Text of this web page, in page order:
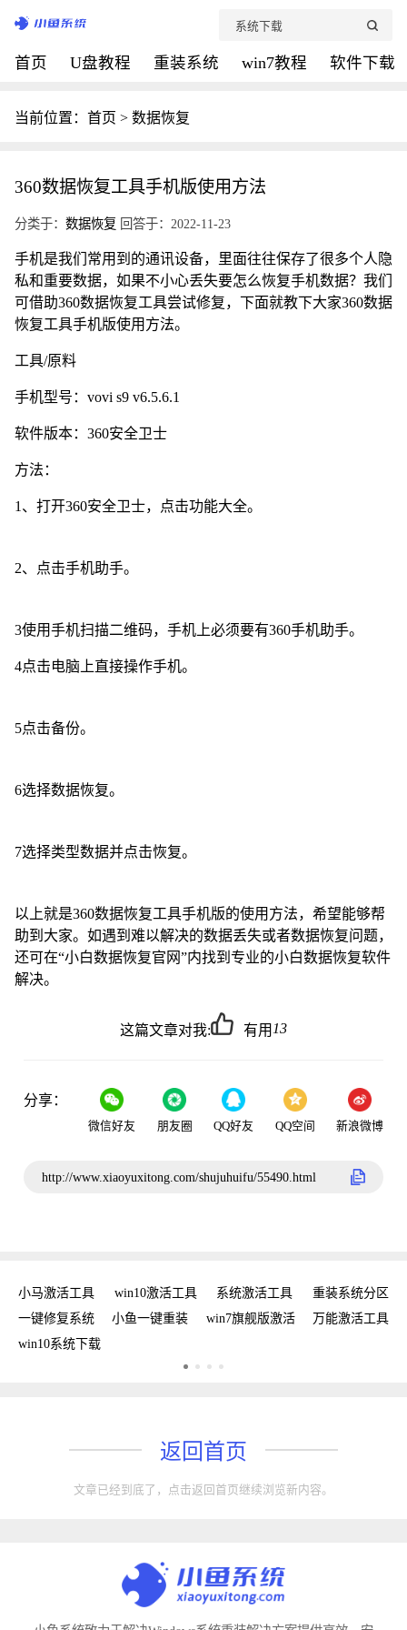
首页 U盘教程 重装系统 win7教程 软件下载
当前位置： 首页 > 数据恢复
360数据恢复工具手机版使用方法
分类于： 数据恢复 回答于：2022-11-23
手机是我们常用到的通讯设备，里面往往保存了很多个人隐
私和重要数据，如果不小心丢失要怎么恢复手机数据？我们
可借助360数据恢复工具尝试修复，下面就教下大家360数据
恢复工具手机版使用方法。
工具/原料
手机型号：vovi s9 v6.5.6.1
软件版本：360安全卫士
方法：
1、打开360安全卫士，点击功能大全。
2、点击手机助手。
3使用手机扫描二维码，手机上必须要有360手机助手。
4点击电脑上直接操作手机。
5点击备份。
6选择数据恢复。
7选择类型数据并点击恢复。
以上就是360数据恢复工具手机版的使用方法，希望能够帮
助到大家。如遇到难以解决的数据丢失或者数据恢复问题，
还可在“小白数据恢复官网”内找到专业的小白数据恢复软件
解决。
这篇文章对我: 有用 13
分享：
微信好友 朋友圈 QQ好友 QQ空间 新浪微博
http://www.xiaoyuxitong.com/shujuhuifu/55490.html
小马激活工具 win10激活工具 系统激活工具
重装系统分区
一键修复系统
小鱼一键重装 win7旗舰版激活
万能激活工具
win10系统下载
返回首页
文章已经到底了，点击返回首页继续浏览新内容。